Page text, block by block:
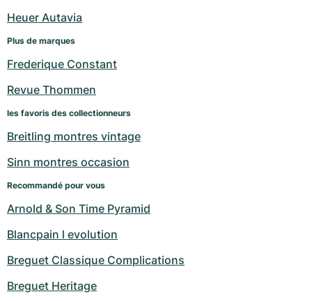
Heuer Autavia
Plus de marques
Frederique Constant
Revue Thommen
les favoris des collectionneurs
Breitling montres vintage
Sinn montres occasion
Recommandé pour vous
Arnold & Son Time Pyramid
Blancpain l evolution
Breguet Classique Complications
Breguet Heritage